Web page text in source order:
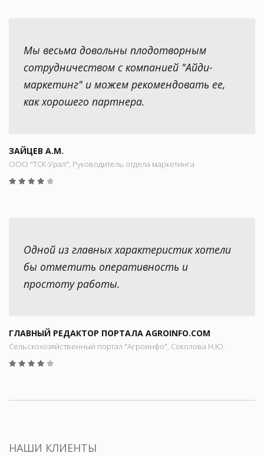
Мы весьма довольны плодотворным
сотрудничеством с компанией "Айди-
маркетинг" и можем рекомендовать ее,
как хорошего партнера.
ЗАЙЦЕВ А.М.
ООО "ТСК-Урал", Руководитель отдела маркетинга
Одной из главных характеристик хотели
бы отметить оперативность и
простоту работы.
ГЛАВНЫЙ РЕДАКТОР ПОРТАЛА AGROINFO.COM
Сельскохозяйственный портал "Агроинфо", Соколова Н.Ю.
НАШИ КЛИЕНТЫ